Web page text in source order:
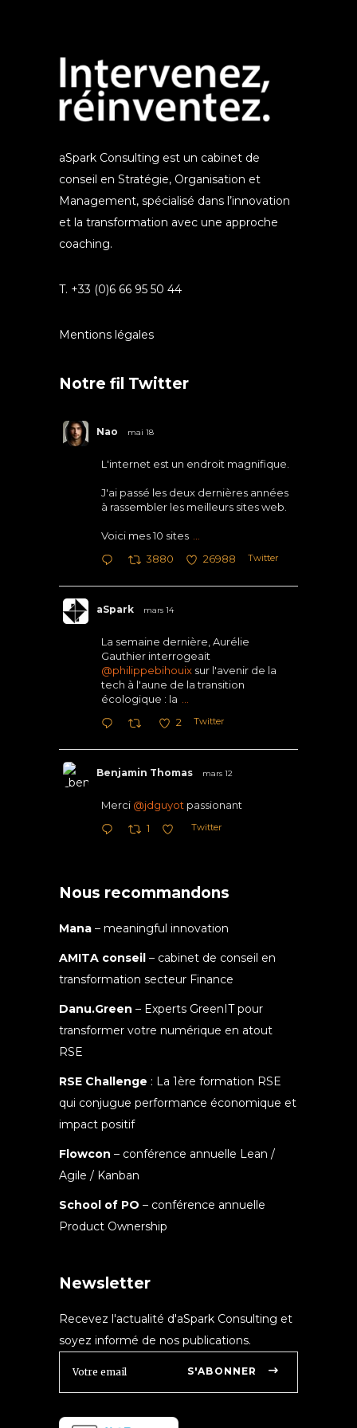
aSpark Consulting est un cabinet de
conseil en Stratégie, Organisation et
Management, spécialisé dans l’innovation
et la transformation avec une approche
coaching.
T. +33 (0)6 66 95 50 44
Mentions légales
Notre fil Twitter
Nao mai 18
L'internet est un endroit magnifique.
J'ai passé les deux dernières années
à rassembler les meilleurs sites web.
Voici mes 10 sites
3880 26988 Twitter
aSpark mars 14
La semaine dernière, Aurélie
Gauthier interrogeait
@philippebihouix sur l'avenir de la
tech à l'aune de la transition
écologique : la
2 Twitter
Benjamin Thomas mars 12
Merci @jdguyot passionant
1 Twitter
Nous recommandons
Mana – meaningful innovation
AMITA conseil – cabinet de conseil en
transformation secteur Finance
Danu.Green – Experts GreenIT pour
transformer votre numérique en atout
RSE
RSE Challenge : La 1ère formation RSE
qui conjugue performance économique et
impact positif
Flowcon – conférence annuelle Lean /
Agile / Kanban
School of PO – conférence annuelle
Product Ownership
Newsletter
Recevez l'actualité d'aSpark Consulting et
soyez informé de nos publications.
S'ABONNER